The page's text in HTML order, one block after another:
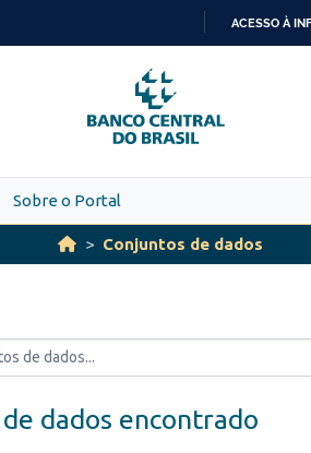
PARA
O
CONTEÚDO
ACESSO À
Sobre o Portal
Conjuntos de dados
dados encontrado